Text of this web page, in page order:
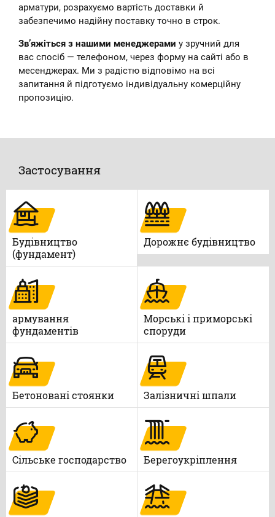
арматури, розрахуємо вартість доставки й
забезпечимо надійну поставку точно в строк.
Зв’яжіться з нашими менеджерами у зручний для
вас спосіб — телефоном, через форму на сайті або в
месенджерах. Ми з радістю відповімо на всі
запитання й підготуємо індивідуальну комерційну
пропозицію.
Застосування
Будівництво
(фундамент)
Дорожнє будівництво
армування
фундаментів
Морські і приморські
споруди
Бетоновані стоянки Залізничні шпали
Сільське господарство Берегоукріплення